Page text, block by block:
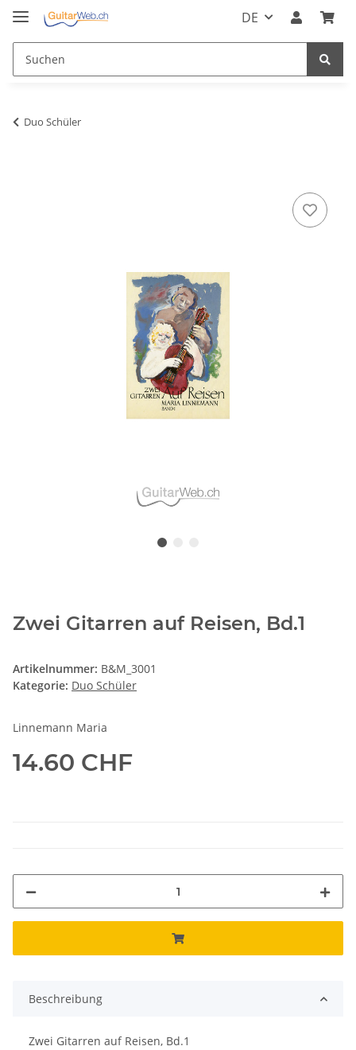
DE
Duo Schüler
Zwei Gitarren auf Reisen, Bd.1
Artikelnummer: B&M_3001
Kategorie: Duo Schüler
Linnemann Maria
14.60 CHF
Beschreibung
Zwei Gitarren auf Reisen, Bd.1